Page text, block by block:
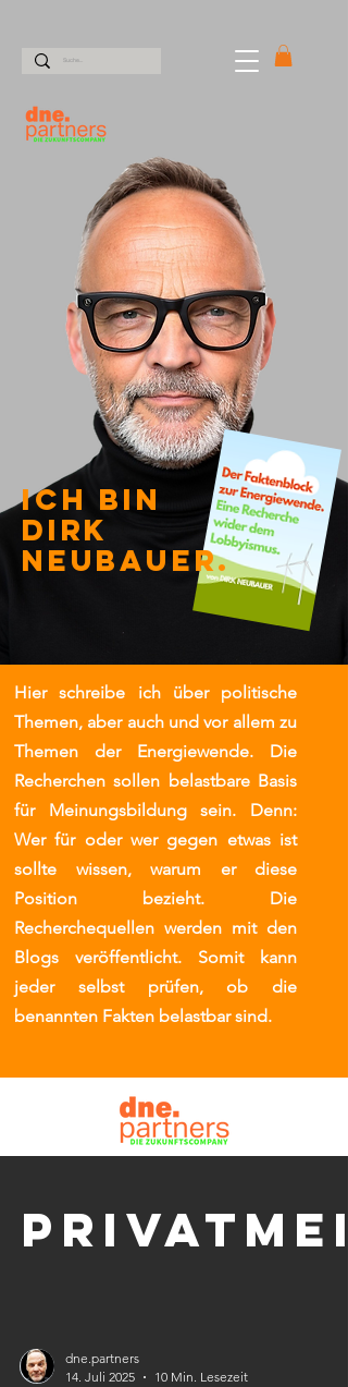
ICH BIN
Dirk
Neubauer.
Hier schreibe ich über politische
Themen, aber auch und vor allem zu
Themen der Energiewende. Die
Recherchen sollen belastbare Basis
für Meinungsbildung sein. Denn:
Wer für oder wer gegen etwas ist
sollte wissen, warum er diese
Position bezieht. Die
Recherchequellen werden mit den
Blogs veröffentlicht. Somit kann
jeder selbst prüfen, ob die
benannten Fakten belastbar sind.
dne.partners
14. Juli 2025
10 Min. Lesezeit